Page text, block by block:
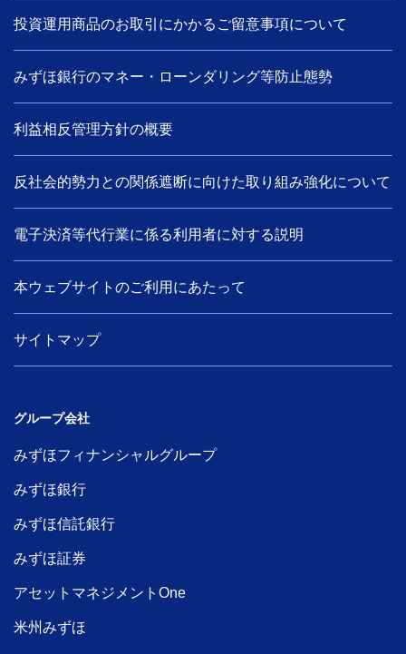
投資運用商品のお取引にかかるご留意事項について
みずほ銀行のマネー・ローンダリング等防止態勢
利益相反管理方針の概要
反社会的勢力との関係遮断に向けた取り組み強化について
電子決済等代行業に係る利用者に対する説明
本ウェブサイトのご利用にあたって
サイトマップ
グループ会社
みずほフィナンシャルグループ
みずほ銀行
みずほ信託銀行
みずほ証券
アセットマネジメントOne
米州みずほ